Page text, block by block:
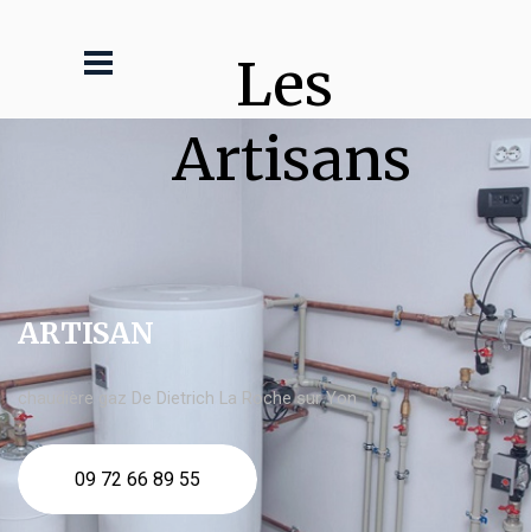
Les
Artisans
ARTISAN
chaudière gaz De Dietrich La Roche sur Yon
09 72 66 89 55